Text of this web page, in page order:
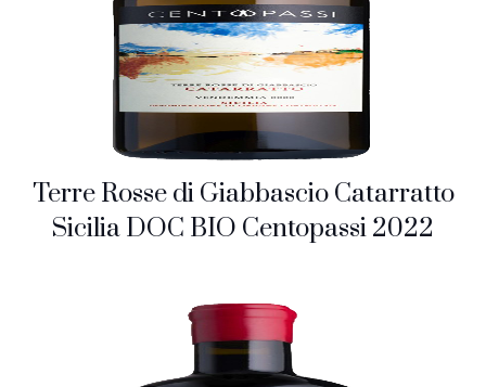
Terre Rosse di Giabbascio Catarratto
Sicilia DOC BIO Centopassi 2022